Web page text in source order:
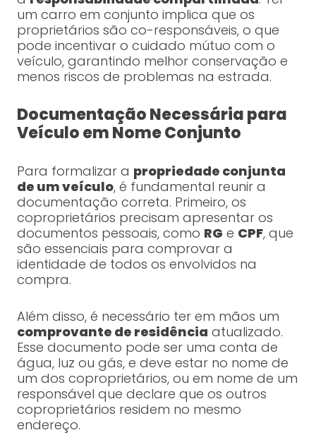
um carro em conjunto implica que os
proprietários são co-responsáveis, o que
pode incentivar o cuidado mútuo com o
veículo, garantindo melhor conservação e
menos riscos de problemas na estrada.
Documentação Necessária para
Veículo em Nome Conjunto
Para formalizar a propriedade conjunta
de um veículo, é fundamental reunir a
documentação correta. Primeiro, os
coproprietários precisam apresentar os
documentos pessoais, como RG e CPF, que
são essenciais para comprovar a
identidade de todos os envolvidos na
compra.
Além disso, é necessário ter em mãos um
comprovante de residência atualizado.
Esse documento pode ser uma conta de
água, luz ou gás, e deve estar no nome de
um dos coproprietários, ou em nome de um
responsável que declare que os outros
coproprietários residem no mesmo
endereço.